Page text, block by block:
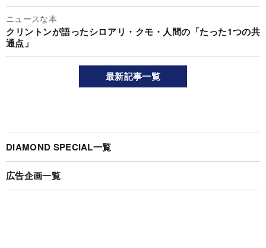
ニュースな本
クリントンが語ったシロアリ・クモ・人間の「たった1つの共
通点」
最新記事一覧
DIAMOND SPECIAL一覧
広告企画一覧